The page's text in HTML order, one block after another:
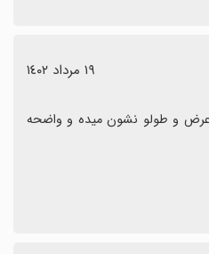
١٩ مرداد ١٤٠٢